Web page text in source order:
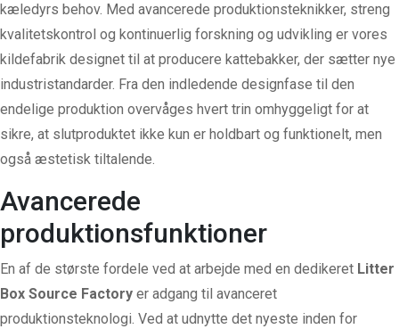
kæledyrs behov. Med avancerede produktionsteknikker, streng
kvalitetskontrol og kontinuerlig forskning og udvikling er vores
kildefabrik designet til at producere kattebakker, der sætter nye
industristandarder. Fra den indledende designfase til den
endelige produktion overvåges hvert trin omhyggeligt for at
sikre, at slutproduktet ikke kun er holdbart og funktionelt, men
også æstetisk tiltalende.
Avancerede
produktionsfunktioner
En af de største fordele ved at arbejde med en dedikeret Litter
Box Source Factory er adgang til avanceret
produktionsteknologi. Ved at udnytte det nyeste inden for